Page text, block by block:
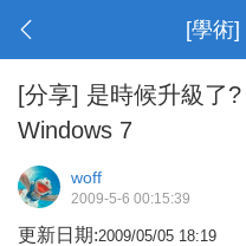
[學術
[分享] 是時候升級了
Windows 7
woff
2009-5-6 00:15:39
更新日期:2009/05/05 18:19